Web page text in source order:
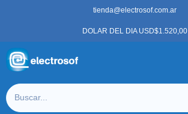
tienda@electrosof.com.ar
DOLAR DEL DIA USD$1.520,00